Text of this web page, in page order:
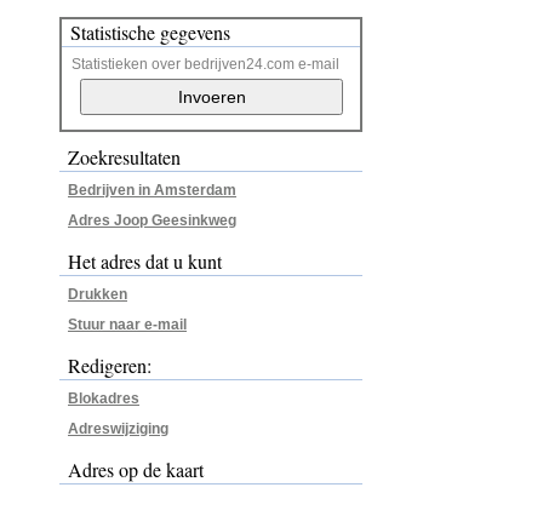
Statistische gegevens
Statistieken over bedrijven24.com e-mail
Zoekresultaten
Bedrijven in Amsterdam
Adres Joop Geesinkweg
Het adres dat u kunt
Drukken
Stuur naar e-mail
Redigeren:
Blokadres
Adreswijziging
Adres op de kaart